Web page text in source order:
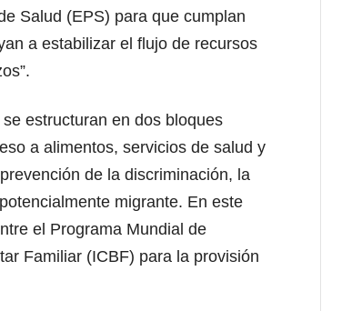
Salud (EPS) para que cumplan
a estabilizar el flujo de recursos
estructuran en dos bloques
a alimentos, servicios de salud y
de la discriminación, la
migrante. En este
el Programa Mundial de
Familiar (ICBF) para la provisión